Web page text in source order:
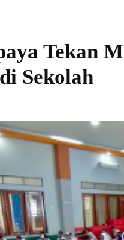
Tekan
Sekolah